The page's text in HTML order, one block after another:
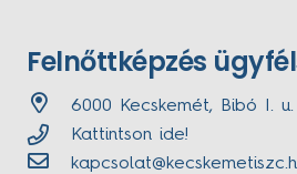
Felnőttképzés
6000 Kecskemét, Bibó I.
Kattintson ide!